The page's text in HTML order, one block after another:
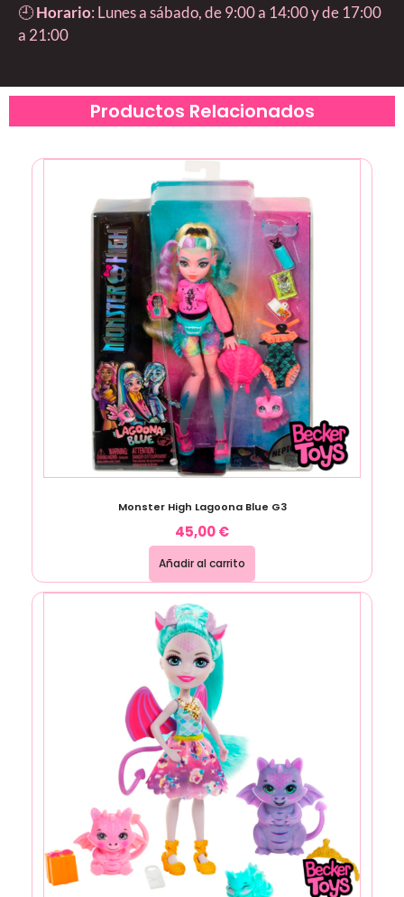
🕘Horario: Lunes a sábado, de 9:00 a 14:00 y de 17:00
a 21:00
Productos Relacionados
Monster High Lagoona Blue G3
45,00€
Añadir al carrito